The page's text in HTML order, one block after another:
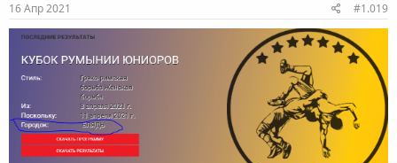
16 Апр 2021 #1.019